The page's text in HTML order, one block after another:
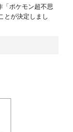
「ポケモン超不思
とが決定しまし